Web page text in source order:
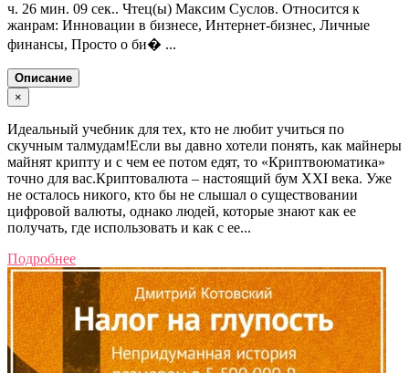
ч. 26 мин. 09 сек.. Чтец(ы) Максим Суслов. Относится к
жанрам: Инновации в бизнесе, Интернет-бизнес, Личные
финансы, Просто о би� ...
Описание
×
Идеальный учебник для тех, кто не любит учиться по
скучным талмудам!Если вы давно хотели понять, как майнеры
майнят крипту и с чем ее потом едят, то «Криптвоюматика»
точно для вас.Криптовалюта – настоящий бум XXI века. Уже
не осталось никого, кто бы не слышал о существовании
цифровой валюты, однако людей, которые знают как ее
получать, где использовать и как с ее...
Подробнее